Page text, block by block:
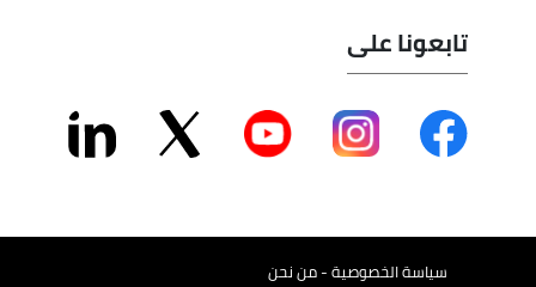
تابعونا على
سياسة الخصوصية - من نحن